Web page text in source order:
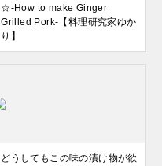
☆-How to make Ginger
Grilled Pork-【料理研究家ゆか
り】
どうしてもこの味の漬け物が欲